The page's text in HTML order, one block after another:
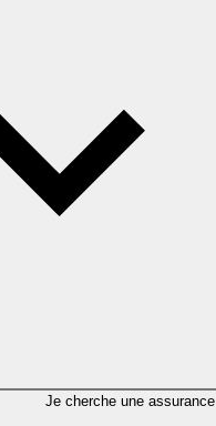
Je cherche une assurance